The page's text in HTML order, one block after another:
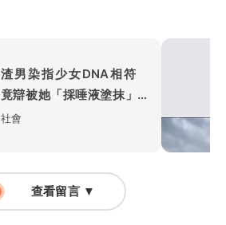
渣男染指少女DNA相符
竟辯被她「採唾液塗抹」陷
害！法官怒了
社會
查看留言 ▼